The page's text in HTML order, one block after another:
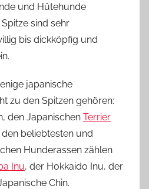
und Hütehunde
sind sehr
bis dickköpfig und
japanische
zu den Spitzen gehören:
den Japanischen Terrier
beliebtesten und
Hunderassen zählen
Inu, der Hokkaido Inu, der
Chin.